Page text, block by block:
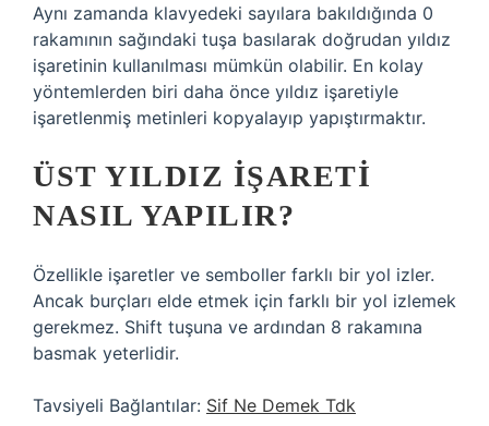
Aynı zamanda klavyedeki sayılara bakıldığında 0
rakamının sağındaki tuşa basılarak doğrudan yıldız
işaretinin kullanılması mümkün olabilir. En kolay
yöntemlerden biri daha önce yıldız işaretiyle
işaretlenmiş metinleri kopyalayıp yapıştırmaktır.
ÜST YILDIZ IŞARETI
NASIL YAPILIR?
Özellikle işaretler ve semboller farklı bir yol izler.
Ancak burçları elde etmek için farklı bir yol izlemek
gerekmez. Shift tuşuna ve ardından 8 rakamına
basmak yeterlidir.
Tavsiyeli Bağlantılar: Sif Ne Demek Tdk